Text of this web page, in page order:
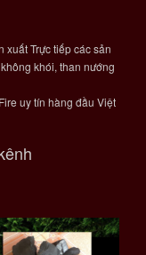
xuất Trực tiếp các sản
khói, than nướng
uy tín hàng đầu Việt